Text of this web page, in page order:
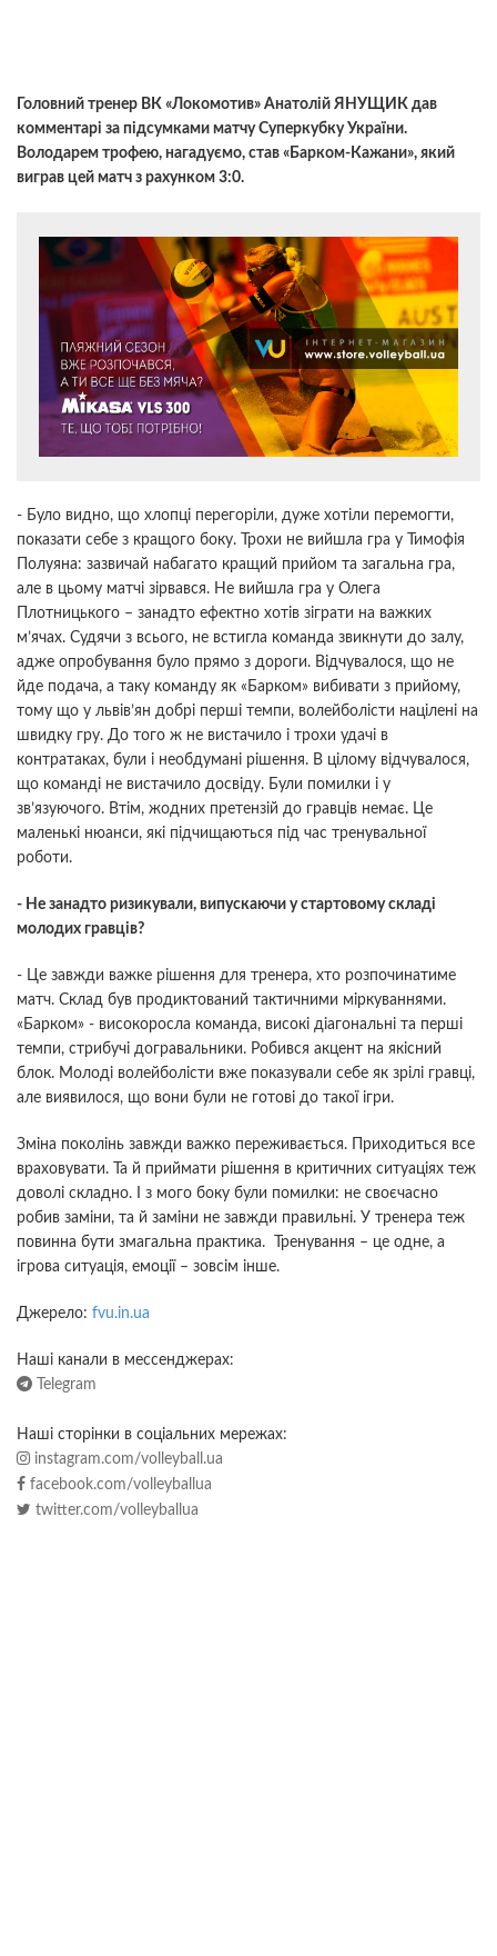
Головний тренер ВК «Локомотив» Анатолій ЯНУЩИК дав
комментарi за підсумками матчу Суперкубку України.
Володарем трофею, нагадуємо, став «Барком-Кажани», який
виграв цей матч з рахунком 3:0.
- Було видно, що хлопці перегоріли, дуже хотіли перемогти,
показати себе з кращого боку. Трохи не вийшла гра у Тимофія
Полуяна: зазвичай набагато кращий прийом та загальна гра,
але в цьому матчі зірвався. Не вийшла гра у Олега
Плотницького – занадто ефектно хотів зіграти на важких
м’ячах. Судячи з всього, не встигла команда звикнути до залу,
адже опробування було прямо з дороги. Відчувалося, що не
йде подача, а таку команду як «Барком» вибивати з прийому,
тому що у львів’ян добрі перші темпи, волейболісти націлені на
швидку гру. До того ж не вистачило і трохи удачі в
контратаках, були і необдумані рішення. В цілому відчувалося,
що команді не вистачило досвіду. Були помилки і у
зв’язуючого. Втім, жодних претензій до гравців немає. Це
маленькі нюанси, які підчищаються під час тренувальної
роботи.
- Не занадто ризикували, випускаючи у стартовому складі
молодих гравців?
- Це завжди важке рішення для тренера, хто розпочинатиме
матч. Склад був продиктований тактичними міркуваннями.
«Барком» - високоросла команда, високі діагональні та перші
темпи, стрибучі догравальники. Робився акцент на якісний
блок. Молоді волейболісти вже показували себе як зрілі гравці,
але виявилося, що вони були не готові до такої ігри.
Зміна поколінь завжди важко переживається. Приходиться все
враховувати. Та й приймати рішення в критичних ситуаціях теж
доволі складно. І з мого боку були помилки: не своєчасно
робив заміни, та й заміни не завжди правильні. У тренера теж
повинна бути змагальна практика. Тренування – це одне, а
ігрова ситуація, емоції – зовсім інше.
Джерело: fvu.in.ua
Наші канали в мессенджерах:
Telegram
Наші сторінки в соціальних мережах:
instagram.com/volleyball.ua
facebook.com/volleyballua
twitter.com/volleyballua